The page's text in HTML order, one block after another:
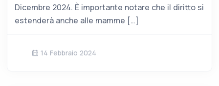
Dicembre 2024. È importante notare che il diritto si
estenderà anche alle mamme […]
14 Febbraio 2024